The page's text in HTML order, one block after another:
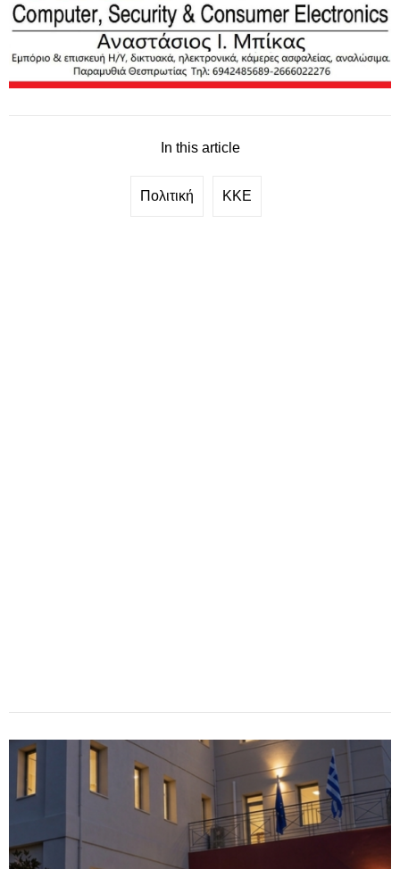
In this article
Πολιτική ΚΚΕ